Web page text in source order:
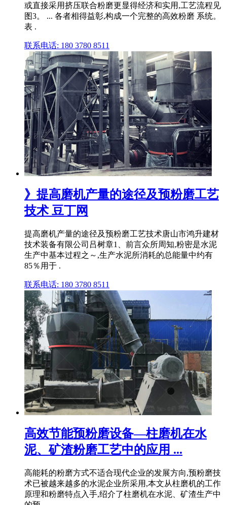
或直接采用挤压联合粉磨更显得经济和实用,工艺流程见
图3。 ... 各者相得益彰,构成一个完整的高效粉磨 系统。
表 .
联系电话: 180 3780 8511
》提高磨机产量的途径及预粉磨工艺
技术 豆丁网
提高磨机产量的途径及预粉磨工艺技术唐山市鸿升建材
技术装备有限公司吕树章1、前言众所周知,粉密是水泥
生产中基本过程之～,生产水泥所消耗的总能量中约有
85％用于 .
联系电话: 180 3780 8511
高效节能预粉磨设备—柱磨机在水
泥、矿渣粉磨工艺中的应用 ...
高能耗的粉磨方式不适合现代企业的发展方向,预粉磨技
术已被越来越多的水泥企业所采用,本文从柱磨机的工作
原理和粉磨特点入手,绍介了柱磨机在水泥、矿渣生产中